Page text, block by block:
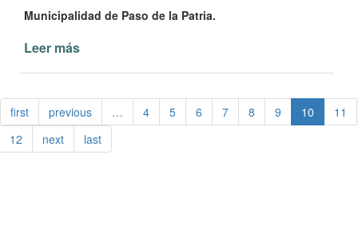
Municipalidad de Paso de la Patria.
Leer más
de
Beach
Vóley
en
first previous … 4 5 6 7 8 9 10
11
12
next last